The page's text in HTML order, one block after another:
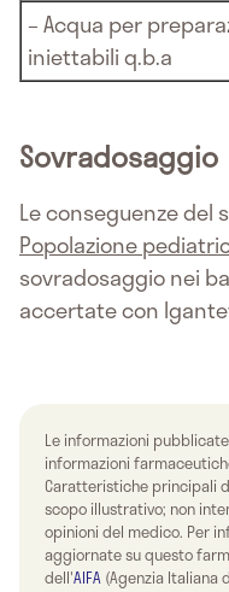
– Acqua per
iniettabili q.b.a
Sovradosaggio
Le conseguenze del
Popolazione
sovradosaggio nei
accertate con
Le informazioni
informazioni
Caratteristiche principali
scopo illustrativo; non
opinioni del medico. Per
aggiornate su questo
dell'AIFA (Agenzia Italiana